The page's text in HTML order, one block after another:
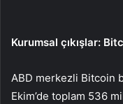
Kurumsal çıkışlar:
ABD merkezli Bitcoin
Ekim’de toplam 536